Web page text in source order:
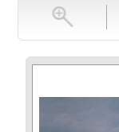
toevoegen